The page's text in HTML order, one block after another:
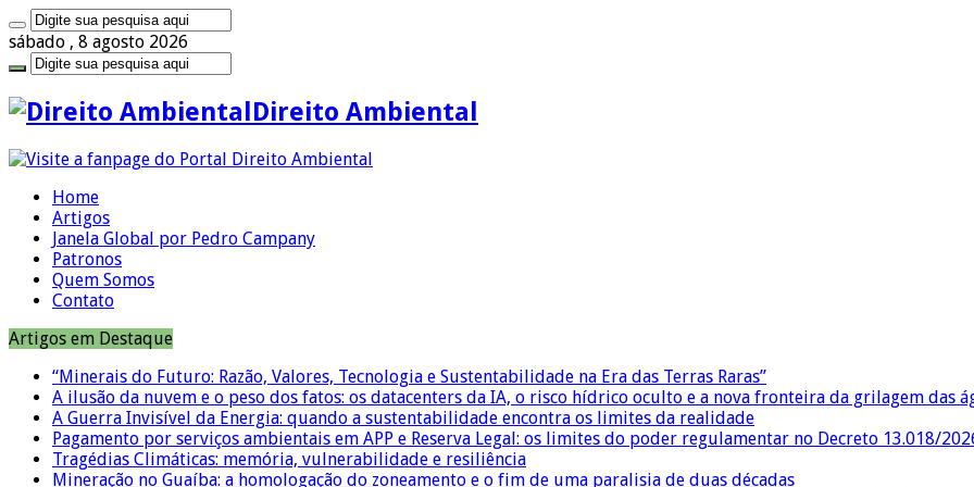
sábado , 8 agosto 2026
Direito Ambiental
Home
Artigos
Janela Global por Pedro Campany
Patronos
Quem Somos
Contato
Artigos em Destaque
“Minerais do Futuro: Razão, Valores, Tecnologia e Sustentabilidade na Era das Terras Raras”
A ilusão da nuvem e o peso dos fatos: os datacenters da IA, o risco hídrico oculto e a nova fronteira da grilagem das
A Guerra Invisível da Energia: quando a sustentabilidade encontra os limites da realidade
Pagamento por serviços ambientais em APP e Reserva Legal: os limites do poder regulamentar no Decreto 13.018/
Tragédias Climáticas: memória, vulnerabilidade e resiliência
Mineração no Guaíba: a homologação do zoneamento e o fim de uma paralisia de duas décadas